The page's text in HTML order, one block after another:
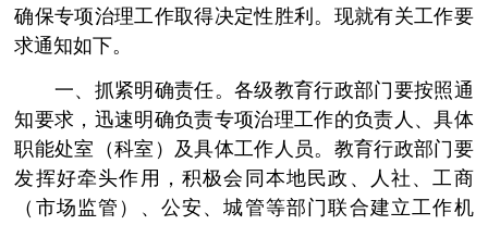
确保专项治理工作取得决定性胜利。现就有关工作要
求通知如下。
一、抓紧明确责任。各级教育行政部门要按照通
知要求，迅速明确负责专项治理工作的负责人、具体
职能处室（科室）及具体工作人员。教育行政部门要
发挥好牵头作用，积极会同本地民政、人社、工商
（市场监管）、公安、城管等部门联合建立工作机